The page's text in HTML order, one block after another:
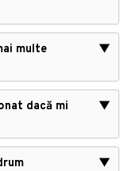
multe
▼
dacă mi
▼
▼